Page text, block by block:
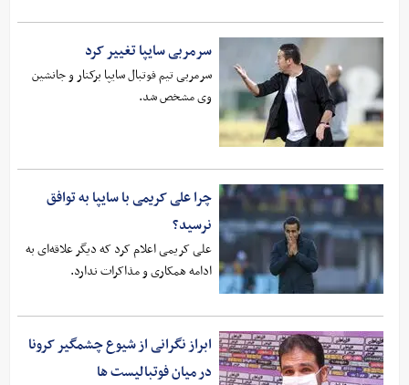
سرمربی سایپا تغییر کرد
سرمربی تیم فوتبال سایپا برکنار و جانشین
وی مشخص شد.
چرا علی کریمی با سایپا به توافق
نرسید؟
علی کریمی اعلام کرد که دیگر علاقه‌ای به
ادامه همکاری و مذاکرات ندارد.
ابراز نگرانی از شیوع چشمگیر کرونا
در میان فوتبالیست ها